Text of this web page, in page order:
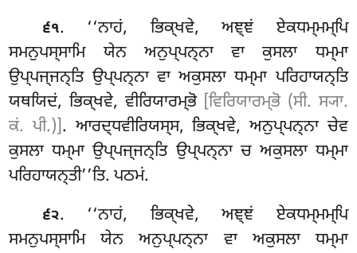
੬੧. ‘‘ਨਾਹਂ, ਭਿਕ੍ਖਵੇ, ਅਞ੍ਞਂ ਏਕਧਮ੍ਮਮ੍ਪਿ
ਸਮਨੁਪਸ੍ਸਾਮਿ ਯੇਨ ਅਨੁਪ੍ਪਨ੍ਨਾ ਵਾ ਕੁਸਲਾ ਧਮ੍ਮਾ
ਉਪ੍ਪਜ੍ਜਨ੍ਤਿ ਉਪ੍ਪਨ੍ਨਾ ਵਾ ਅਕੁਸਲਾ ਧਮ੍ਮਾ ਪਰਿਹਾਯਨ੍ਤਿ
ਯਥਯਿਦਂ, ਭਿਕ੍ਖਵੇ, ਵੀਰਿਯਾਰਮ੍ਭੋ [ਵਿਰਿਯਾਰਮ੍ਭੋ (ਸੀ. ਸ੍ਯਾ.
ਕਂ. ਪੀ.)] . ਆਰਦ੍ਧਵੀਰਿਯਸ੍ਸ, ਭਿਕ੍ਖਵੇ, ਅਨੁਪ੍ਪਨ੍ਨਾ ਚੇਵ
ਕੁਸਲਾ ਧਮ੍ਮਾ ਉਪ੍ਪਜ੍ਜਨ੍ਤਿ ਉਪ੍ਪਨ੍ਨਾ ਚ ਅਕੁਸਲਾਧਮ੍ਮਾ
ਪਰਿਹਾਯਨ੍ਤੀ’’ਤਿ. ਪਠਮਂ.
੬੨. ‘‘ਨਾਹਂ, ਭਿਕ੍ਖਵੇ, ਅਞ੍ਞਂ ਏਕਧਮ੍ਮਮ੍ਪਿ
ਸਮਨੁਪਸ੍ਸਾਮਿ ਯੇਨ ਅਨੁਪ੍ਪਨ੍ਨਾ ਵਾ ਅਕੁਸਲਾ ਧਮ੍ਮਾ